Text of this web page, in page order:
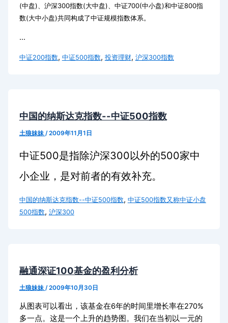
(中盘)、沪深300指数(大中盘)、中证700(中小盘)和中证800指
数(大中小盘)共同构成了中证规模指数体系。
...
中证200指数, 中证500指数, 投资理财, 沪深300指数
中国的纳斯达克指数--中证500指数
土狼妹妹 /2009年11月1日
中证500是指除沪深300以外的500家中
小企业，是对前者的有效补充。
中国的纳斯达克指数--中证500指数, 中证500指数又称中证小盘
500指数, 沪深300
融通深证100基金的盈利分析
土狼妹妹 /2009年10月30日
从图表可以看出，该基金在6年的时间里增长率在270%
多一点。这是一个上升的趋势图。我们在当初以一元的